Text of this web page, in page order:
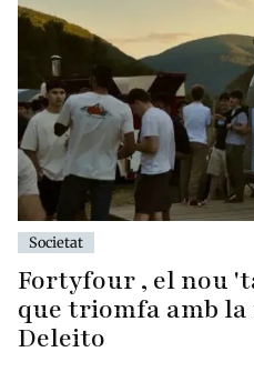
Societat
Fortyfour , el nou
que triomfa amb
Deleito